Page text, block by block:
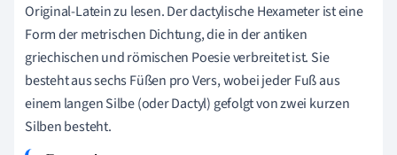
Original-Latein zu lesen. Der dactylische Hexameter ist eine
Form der metrischen Dichtung, die in der antiken
griechischen und römischen Poesie verbreitet ist. Sie
besteht aus sechs Füßen pro Vers, wobei jeder Fuß aus
einem langen Silbe (oder Dactyl) gefolgt von zwei kurzen
Silben besteht.